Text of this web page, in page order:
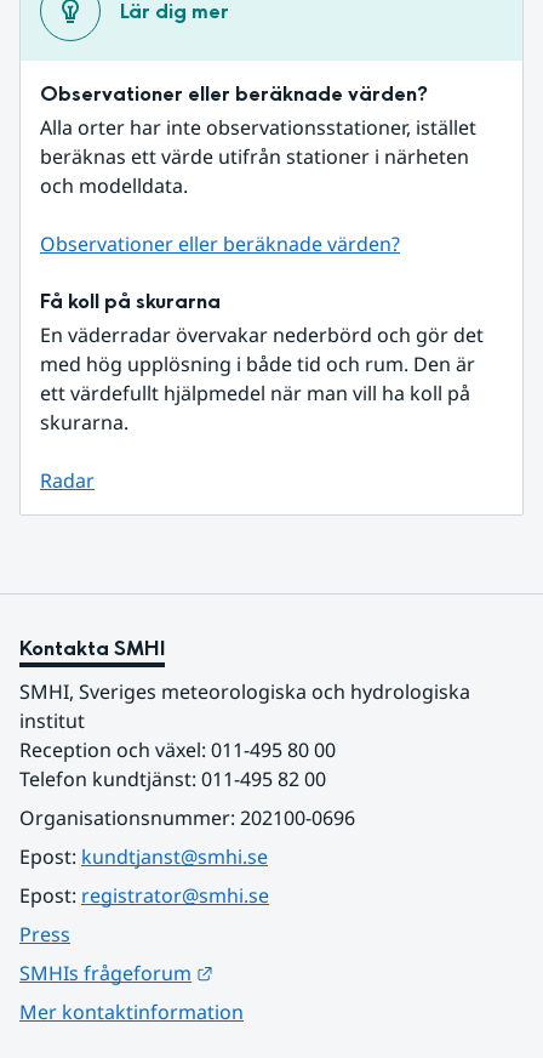
Lär dig mer
Observationer eller beräknade värden?
Alla orter har inte observationsstationer, istället
beräknas ett värde utifrån stationer i närheten
och modelldata.
Observationer eller beräknade värden?
Få koll på skurarna
En väderradar övervakar nederbörd och gör det
med hög upplösning i både tid och rum. Den är
ett värdefullt hjälpmedel när man vill ha koll på
skurarna.
Radar
Kontakta SMHI
SMHI, Sveriges meteorologiska och hydrologiska
institut
Reception och växel: 011-495 80 00
Telefon kundtjänst: 011-495 82 00
Organisationsnummer: 202100-0696
Epost: kundtjanst@smhi.se
Epost: registrator@smhi.se
Press
SMHIs frågeforum
Mer kontaktinformation